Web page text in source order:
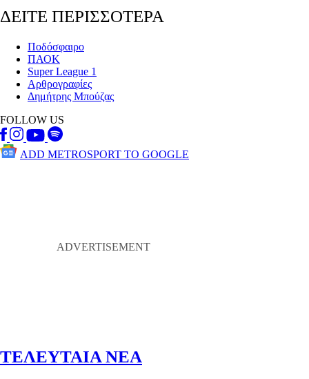
ΔΕΙΤΕ ΠΕΡΙΣΣΟΤΕΡΑ
Ποδόσφαιρο
ΠΑΟΚ
Super League 1
Αρθρογραφίες
Δημήτρης Μπούζας
FOLLOW US
ADD METROSPORT TO GOOGLE
ΤΕΛΕΥΤΑΙΑ ΝΕΑ